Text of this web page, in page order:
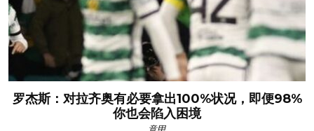
罗杰斯：对拉齐奥有必要拿出100%状况，即便98%
你也会陷入困境